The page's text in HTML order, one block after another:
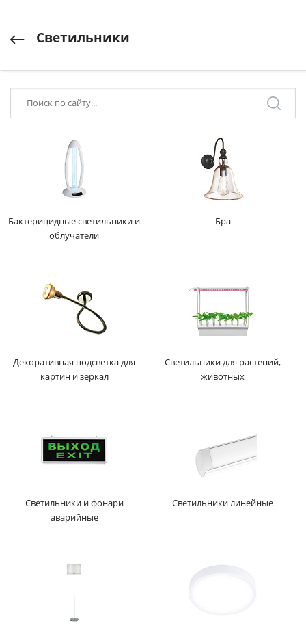
Светильники
Бактерицидные светильники и
облучатели
Бра
Декоративная подсветка для
картин и зеркал
Светильники для растений,
животных
Светильники и фонари
аварийные
Светильники линейные